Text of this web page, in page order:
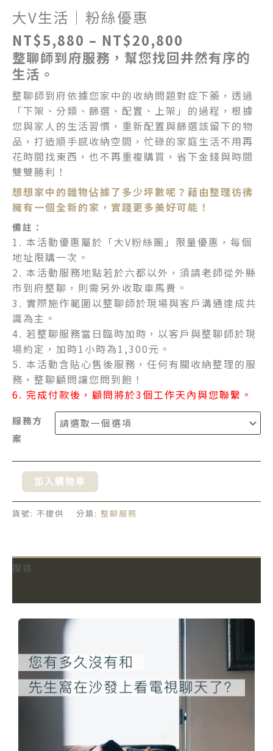
大V生活｜粉絲優惠
NT$5,880 – NT$20,800
整聊師到府服務，幫您找回井然有序的
生活。
整聊師到府依據您家中的收納問題對症下藥，透過
「下架、分類、篩選、配置、上架」的過程，根據
您與家人的生活習慣，重新配置與篩選該留下的物
品，打造順手感收納空間，忙碌的家庭生活不用再
花時間找東西，也不再重複購買，省下金錢與時間
雙雙勝利！
想想家中的雜物佔據了多少坪數呢？藉由整理彷彿
擁有一個全新的家，實踐更多美好可能！
備註：
1. 本活動優惠屬於「大V粉絲團」限量優惠，每個
地址限購一次。
2. 本活動服務地點若於六都以外，須請老師從外縣
市到府整聊，則需另外收取車馬費。
3. 實際施作範圍以整聊師於現場與客戶溝通達成共
識為主。
4. 若整聊服務當日臨時加時，以客戶與整聊師於現
場約定，加時1小時為1,300元。
5. 本活動含貼心售後服務，任何有關收納整理的服
務，整聊顧問讓您問到飽！
6. 完成付款後，顧問將於3個工作天內與您聯繫。
服務方
案
加入購物車
貨號: 不提供 分類: 整聊服務
描述